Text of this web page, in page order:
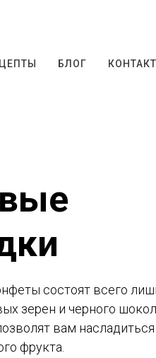
БЛОГ
состоят всего
зерен и черного
вам
фрукта.